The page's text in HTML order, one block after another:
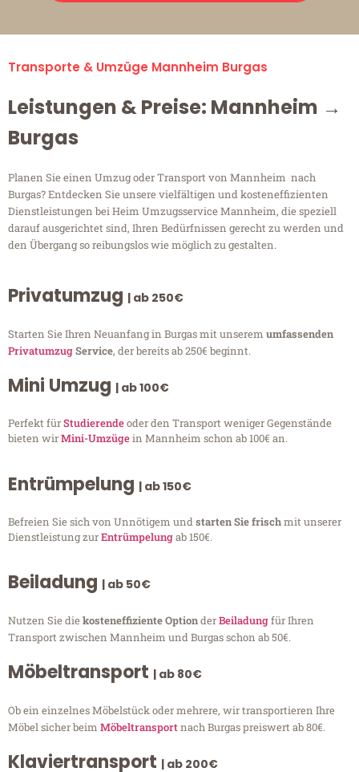
Transporte & Umzüge Mannheim Burgas
Leistungen & Preise: Mannheim →
Burgas
Planen Sie einen Umzug oder Transport von Mannheim nach
Burgas? Entdecken Sie unsere vielfältigen und kosteneffizienten
Dienstleistungen bei Heim Umzugsservice Mannheim, die speziell
darauf ausgerichtet sind, Ihren Bedürfnissen gerecht zu werden und
den Übergang so reibungslos wie möglich zu gestalten.
Privatumzug | ab 250€
Starten Sie Ihren Neuanfang in Burgas mit unserem umfassenden
PrivatumzugService, der bereits ab 250€ beginnt.
Mini Umzug | ab 100€
Perfekt fürStudierendeoder den Transport weniger Gegenstände
bieten wirMini-Umzügein Mannheim schon ab 100€ an.
Entrümpelung | ab 150€
Befreien Sie sich von Unnötigem undstarten Sie frischmit unserer
Dienstleistung zurEntrümpelungab 150€.
Beiladung | ab 50€
Nutzen Sie diekosteneffiziente OptionderBeiladungfür Ihren
Transport zwischen Mannheim und Burgas schon ab 50€.
Möbeltransport | ab 80€
Ob ein einzelnes Möbelstück oder mehrere, wir transportieren Ihre
Möbel sicher beim Möbeltransportnach Burgas preiswert ab 80€.
Klaviertransport | ab 200€